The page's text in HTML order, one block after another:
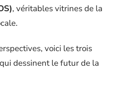
, véritables vitrines de la
voici les trois
dessinent le futur de la